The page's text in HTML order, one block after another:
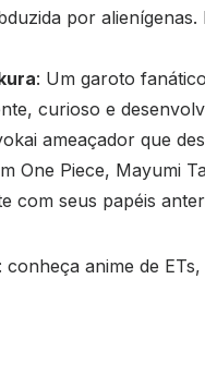
por
: Um garoto
curioso e
ameaçador que
One Piece, Mayumi
com seus papéis